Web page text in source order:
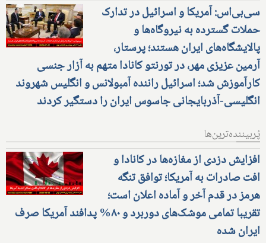
سی‌بی‌اس: آمریکا و اسرائیل در تدارک
حملات گسترده به نیروگاه‌ها و
پالایشگاه‌های ایران هستند؛ پرستار،
آرمین عزیزی مهر، در تورنتو کانادا متهم به آزار جنسی
کارآموزش شد؛ اسرائیل راننده آمبولانس و انگلیس شهروند
انگلیسی-آذربایجانی جاسوس ایران را دستگیر کردند
پُربیننده‌ترین‌ها
افزایش دزدی از مغازه‌ها در کانادا و
افت صادرات به آمریکا؛ توافق تنگه
هرمز در قدم آخر و آماده اعلان است؛
تقریبا تمامی موشک‌های دوربرد و ۸۰% پدافند آمریکا صرف
ایران شده